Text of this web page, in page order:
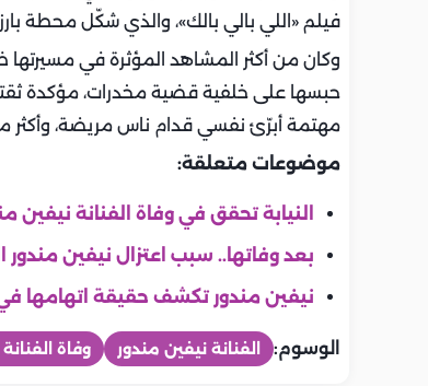
فيلم «اللي بالي بالك»، والذي شكّل محطة
وكان من أكثر المشاهد المؤثرة في مسيرتها
حبسها على خلفية قضية مخدرات، مؤكدة
مهتمة أبرّئ نفسي قدام ناس مريضة، وأكثر من 90% من الناس كان مصدقة اللي
موضوعات متعلقة:
النيابة تحقق في وفاة الفنانة نيفين
بعد وفاتها.. سبب اعتزال نيفين مندور
نيفين مندور تكشف حقيقة اتهامها
الوسوم: الفنانة نيفين مندور وفاة